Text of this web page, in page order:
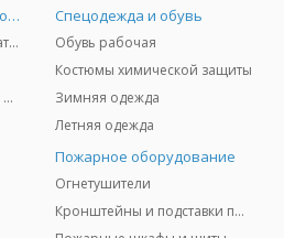
Средства индивидуальной защиты
Защита дыхания - респираторы, противогазы, фильтры, дозиметры
Защита глаз и лица - очки, щитки
Спецодежда и обувь
Обувь рабочая
Костюмы химической защиты
Зимняя одежда
Летняя одежда
Пожарное оборудование
Огнетушители
Кронштейны и подставки под огнетушители